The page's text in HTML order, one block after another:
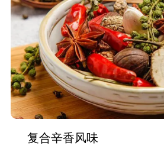
复合辛香风味